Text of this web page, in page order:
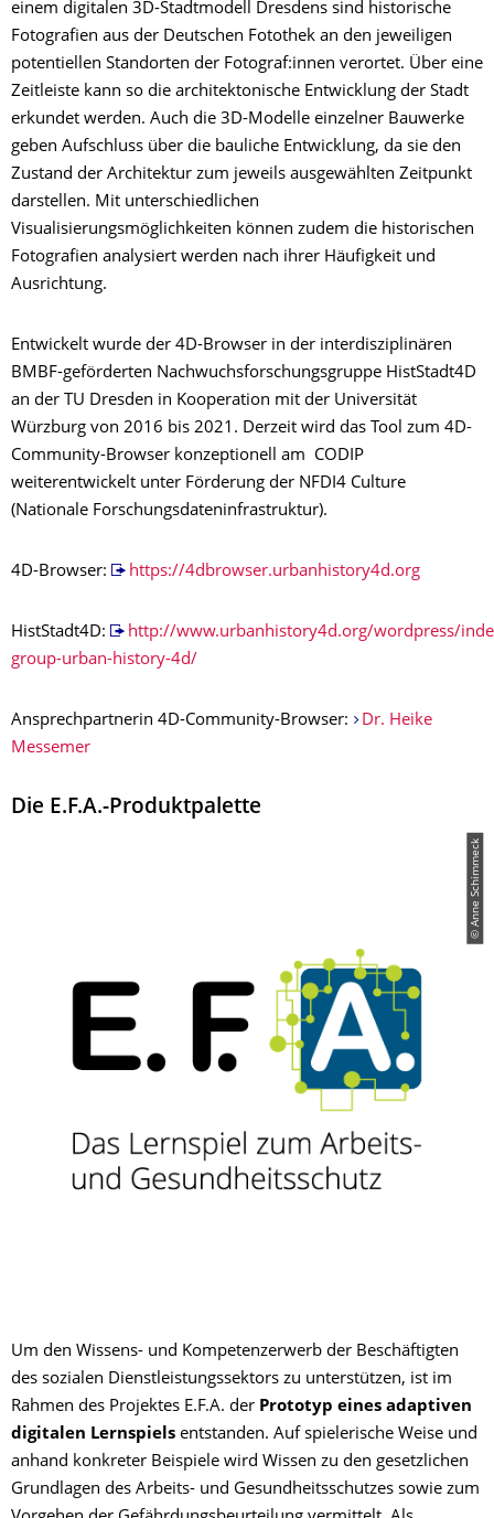
einem digitalen 3D-Stadtmodell Dresdens sind historische
Fotografien aus der Deutschen Fotothek an den jeweiligen
potentiellen Standorten der Fotograf:innen verortet. Über eine
Zeitleiste kann so die architektonische Entwicklung der Stadt
erkundet werden. Auch die 3D-Modelle einzelner Bauwerke
geben Aufschluss über die bauliche Entwicklung, da sie den
Zustand der Architektur zum jeweils ausgewählten Zeitpunkt
darstellen. Mit unterschiedlichen
Visualisierungsmöglichkeiten können zudem die historischen
Fotografien analysiert werden nach ihrer Häufigkeit und
Ausrichtung.
Entwickelt wurde der 4D-Browser in der interdisziplinären
BMBF-geförderten Nachwuchsforschungsgruppe HistStadt4D
an der TU Dresden in Kooperation mit der Universität
Würzburg von 2016 bis 2021. Derzeit wird das Tool zum 4D-
Community-Browser konzeptionell am CODIP
weiterentwickelt unter Förderung der NFDI4 Culture
(Nationale Forschungsdateninfrastruktur).
4D-Browser: https://4dbrowser.urbanhistory4d.org
HistStadt4D:
http://www.urbanhistory4d.org/wordpress/
group-urban-history-4d/
Ansprechpartnerin 4D-Community-Browser:
Dr. Heike
Messemer
Die E.F.A.-Produktpalette
© Anne Schimmeck
Um den Wissens- und Kompetenzerwerb der Beschäftigten
des sozialen Dienstleistungssektors zu unterstützen, ist im
Rahmen des Projektes E.F.A. der Prototyp eines adaptiven
digitalen Lernspiels entstanden. Auf spielerische Weise und
anhand konkreter Beispiele wird Wissen zu den gesetzlichen
Grundlagen des Arbeits- und Gesundheitsschutzes sowie zum